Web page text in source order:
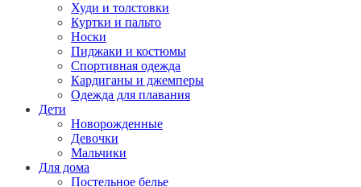
Худи и толстовки
Куртки и пальто
Носки
Пиджаки и костюмы
Спортивная одежда
Кардиганы и джемперы
Одежда для плавания
Дети
Новорожденные
Девочки
Мальчики
Для дома
Постельное белье